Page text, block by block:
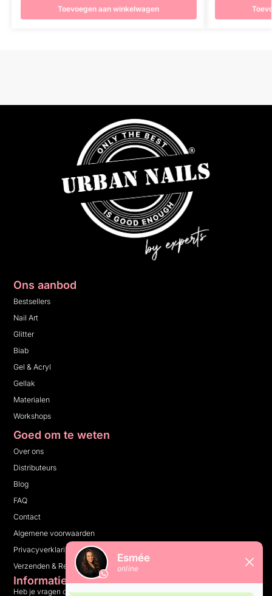
Toevoegen aan winkelwagen
Ons aanbod
Bestsellers
Nail Art
Glitter
Biab
Gel & Acryl
Gellak
Materialen
Workshops
Goed om te weten
Over ons
Distributeurs
Blog
FAQ
Contact
Algemene voorwaarden
Privacyverklaring
Verzenden & Retourneren
Informatie
Heb je vragen over ons bedrijf, onze producten of iets anders?